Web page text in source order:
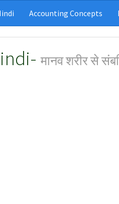
Accounting Concepts
मानव शरीर से